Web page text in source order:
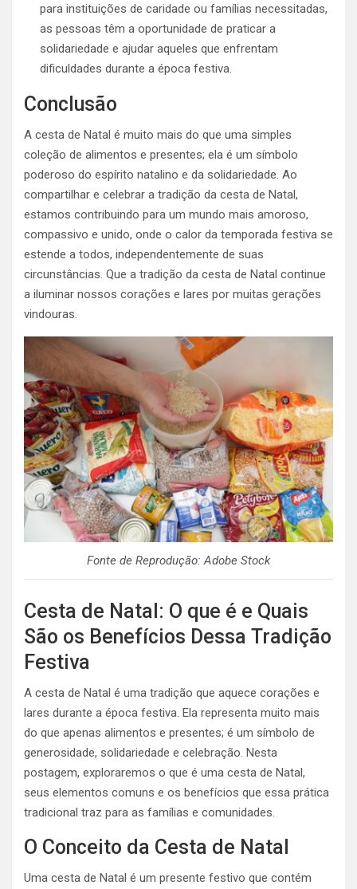
para instituições de caridade ou famílias necessitadas,
as pessoas têm a oportunidade de praticar a
solidariedade e ajudar aqueles que enfrentam
dificuldades durante a época festiva.
Conclusão
A cesta de Natal é muito mais do que uma simples
coleção de alimentos e presentes; ela é um símbolo
poderoso do espírito natalino e da solidariedade. Ao
compartilhar e celebrar a tradição da cesta de Natal,
estamos contribuindo para um mundo mais amoroso,
compassivo e unido, onde o calor da temporada festiva se
estende a todos, independentemente de suas
circunstâncias. Que a tradição da cesta de Natal continue
a iluminar nossos corações e lares por muitas gerações
vindouras.
Fonte de Reprodução: Adobe Stock
Cesta de Natal: O que é e Quais
São os Benefícios Dessa Tradição
Festiva
A cesta de Natal é uma tradição que aquece corações e
lares durante a época festiva. Ela representa muito mais
do que apenas alimentos e presentes; é um símbolo de
generosidade, solidariedade e celebração. Nesta
postagem, exploraremos o que é uma cesta de Natal,
seus elementos comuns e os benefícios que essa prática
tradicional traz para as famílias e comunidades.
O Conceito da Cesta de Natal
Uma cesta de Natal é um presente festivo que contém